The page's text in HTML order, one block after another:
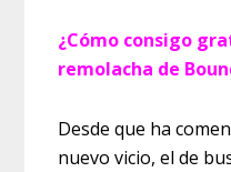
¿Cómo consigo
remolacha de
Desde que ha
nuevo vicio, el de